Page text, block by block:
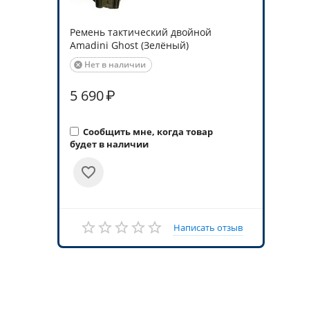
Ремень тактический двойной
Amadini Ghost (Зелёный)
Нет в наличии

5 690₽
Сообщить мне, когда товар
будет в наличии
Написать отзыв